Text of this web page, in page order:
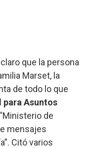
que la persona
Marset, la
de todo lo que
para Asuntos
de
mensajes
Citó varios